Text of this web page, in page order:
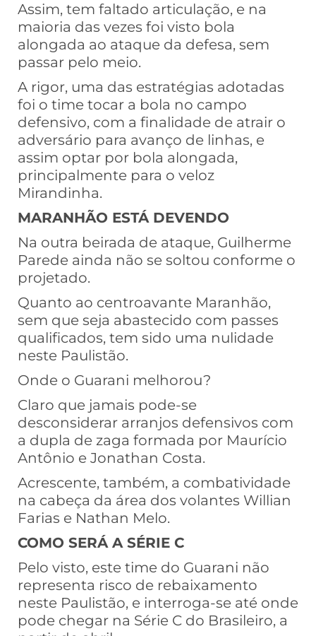
Assim, tem faltado articulação, e na
maioria das vezes foi visto bola
alongada ao ataque da defesa, sem
passar pelo meio.
A rigor, uma das estratégias adotadas
foi o time tocar a bola no campo
defensivo, com a finalidade de atrair o
adversário para avanço de linhas, e
assim optar por bola alongada,
principalmente para o veloz
Mirandinha.
MARANHÃO ESTÁ DEVENDO
Na outra beirada de ataque, Guilherme
Parede ainda não se soltou conforme o
projetado.
Quanto ao centroavante Maranhão,
sem que seja abastecido com passes
qualificados, tem sido uma nulidade
neste Paulistão.
Onde o Guarani melhorou?
Claro que jamais pode-se
desconsiderar arranjos defensivos com
a dupla de zaga formada por Maurício
Antônio e Jonathan Costa.
Acrescente, também, a combatividade
na cabeça da área dos volantes Willian
Farias e Nathan Melo.
COMO SERÁ A SÉRIE C
Pelo visto, este time do Guarani não
representa risco de rebaixamento
neste Paulistão, e interroga-se até onde
pode chegar na Série C do Brasileiro, a